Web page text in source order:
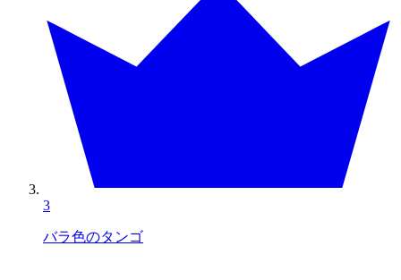
3
バラ色のタンゴ